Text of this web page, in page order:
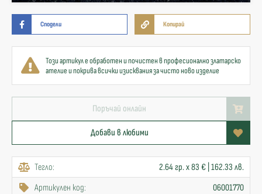
Сподели Копирай
Този артикул е обработен и почистен в професионално златарско
ателие и покрива всички изисквания за чисто ново изделие
Поръчай онлайн
Добави в любими
Тегло:
2.64 гр. x 83 € | 162.33 лв.
Артикулен код:
06001770